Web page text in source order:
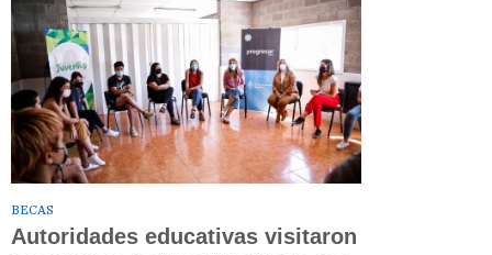
BECAS
Autoridades educativas visitaron